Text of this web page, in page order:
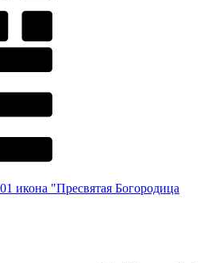
икона "Пресвятая Богородица